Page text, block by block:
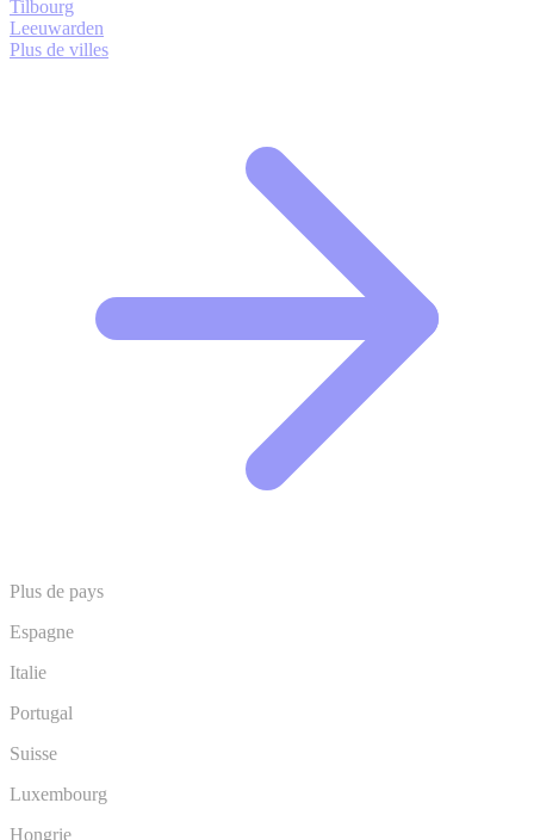
Tilbourg
Leeuwarden
Plus de villes
Plus de pays
Espagne
Italie
Portugal
Suisse
Luxembourg
Hongrie